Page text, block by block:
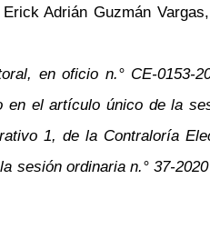
Adrián Guzmán
en oficio n.° CE-0153-
el artículo único de la
1, de la Contraloría
sesión ordinaria n.° 37-